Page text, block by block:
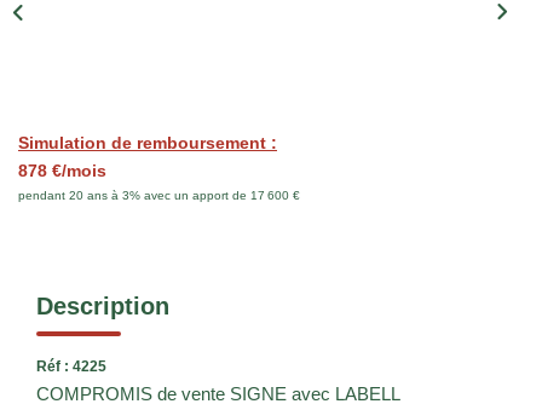
Simulation de remboursement :
878 €/mois
pendant 20 ans à 3% avec un apport de 17 600 €
Description
Réf : 4225
COMPROMIS de vente SIGNE avec LABELL